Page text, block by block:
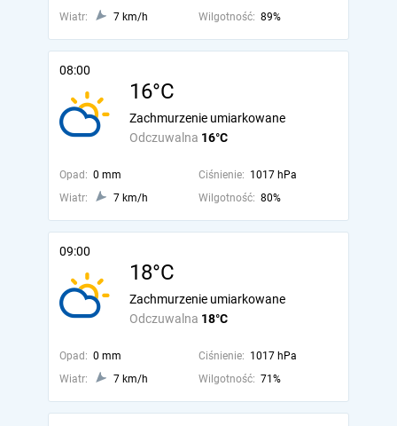
Wiatr: 7 km/h Wilgotność: 89%
08:00
16°C
Odczuwalna 16°C
Zachmurzenie umiarkowane
Opad: 0 mm Ciśnienie: 1017 hPa
Wiatr:
7 km/h Wilgotność: 80%
09:00
18°C
Odczuwalna 18°C
Zachmurzenie umiarkowane
Opad: 0 mm Ciśnienie: 1017 hPa
Wiatr:
7 km/h Wilgotność: 71%